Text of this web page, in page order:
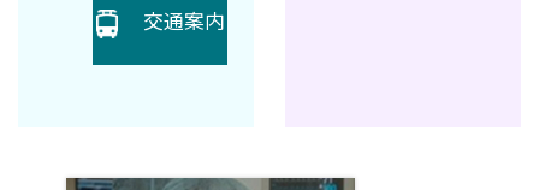
交通案内